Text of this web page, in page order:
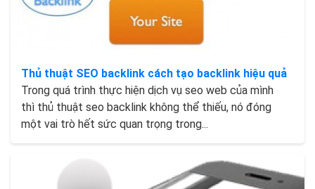
Thủ thuật SEO backlink cách tạo backlink hiệu quả
Trong quá trình thực hiện dịch vụ seo web của mình
thì thủ thuật seo backlink không thể thiếu, nó đóng
một vai trò hết sức quan trọng trong...